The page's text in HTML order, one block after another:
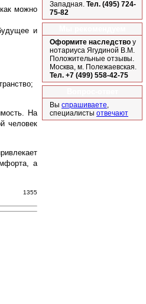
можно
и
На
человек
а
1355
Западная. Тел. (495) 724-
75-82
Оформите наследство у
нотариуса Ягудиной В.М.
Положительные отзывы.
Москва, м. Полежаевская.
Тел. +7 (499) 558-42-75
Вы спрашиваете
специалисты отвечают